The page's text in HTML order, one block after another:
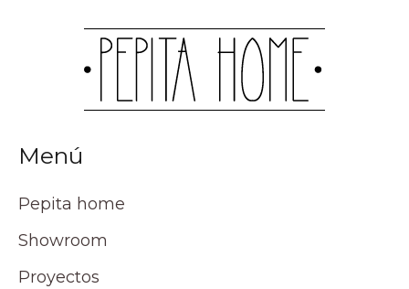
Menú
Pepita home
Showroom
Proyectos